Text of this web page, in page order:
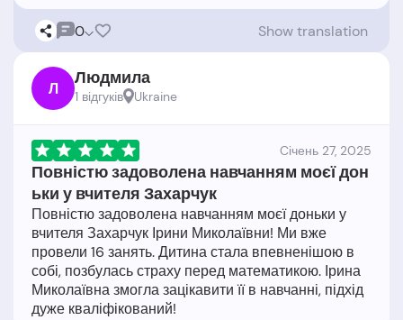
0 Show translation
Л Людмила
1 відгукiв Ukraine
Cічень 27, 2025
Повністю задоволена навчанням моєї дон
ьки у вчителя Захарчук
Повністю задоволена навчанням моєї доньки у
вчителя Захарчук Ірини Миколаївни! Ми вже
провели 16 занять. Дитина стала впевненішою в
собі, позбулась страху перед математикою. Ірина
Миколаївна змогла зацікавити її в навчанні, підхід